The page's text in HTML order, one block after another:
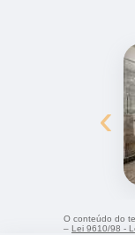
‹
O conteúdo do
– Lei 9610/98 -